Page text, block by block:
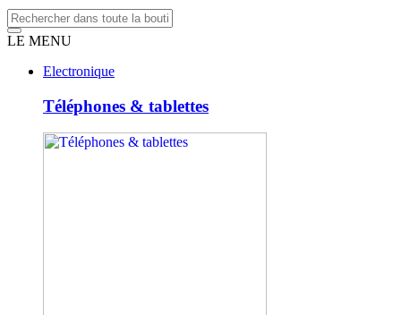
LE MENU
Electronique
Téléphones & tablettes